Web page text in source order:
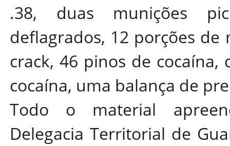
.38, duas munições
deflagrados, 12 porções de
crack, 46 pinos de
cocaína, uma balança de
Todo o material
Delegacia Territorial de